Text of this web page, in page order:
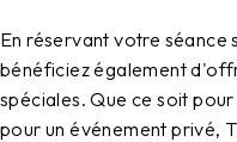
En réservant votre séance
bénéficiez également
spéciales. Que ce soit
pour un événement privé,